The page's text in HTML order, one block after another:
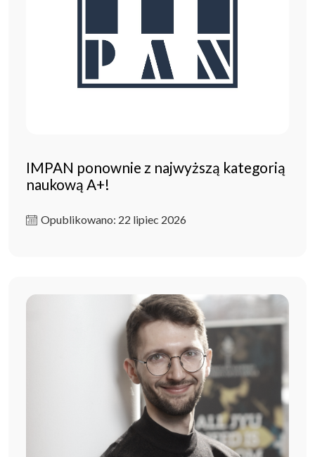
IMPAN ponownie z najwyższą kategorią
naukową A+!
Opublikowano: 22 lipiec 2026